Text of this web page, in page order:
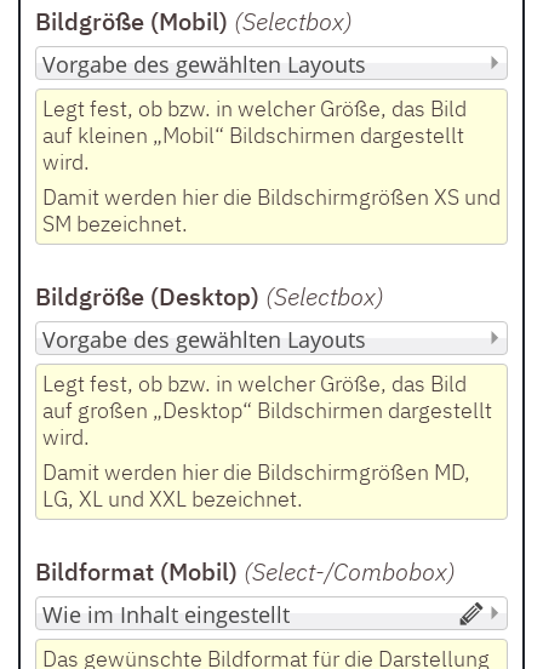
Bildgröße (Mobil) (Selectbox)
Legt fest, ob bzw. in welcher Größe, das Bild
auf kleinen „Mobil“ Bildschirmen dargestellt
wird.
Damit werden hier die Bildschirmgrößen XS und
SM bezeichnet.
Bildgröße (Desktop) (Selectbox)
Legt fest, ob bzw. in welcher Größe, das Bild
auf großen „Desktop“ Bildschirmen dargestellt
wird.
Damit werden hier die Bildschirmgrößen MD,
LG, XL und XXL bezeichnet.
Bildformat (Mobil) (Select-/Combobox)
Das gewünschte Bildformat für die Darstellung